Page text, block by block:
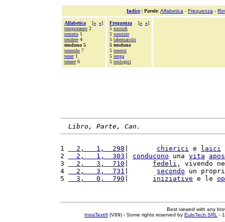
Indice| Parole: Alfabetica - Frequenza -
Alfabetica [« »]
temporaneo 2
temuto 1
tendere 4
tendono 5
tenendo 7
tener1
tenere 6
Frequenza [« »]
5 sussidi
5 sussiste
5 tabernacolo
5 tendono
5 tenersi
5 tenga
5 teologici
Libro, Parte, Can.
1
  2,   1,  298
chierici e
laici
2
  2,   1,  303
conducono una vita
3
  2,   3,  710
fedeli , vivendo
4
  2,   3,  731
secondo un
5
  3,   0,  790
iniziative e le
Best viewed with any
IntraText®(V89) - Some rights reserved by EuloTech SRL -